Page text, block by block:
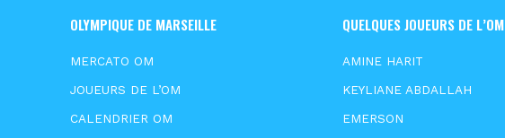
OLYMPIQUE DE MARSEILLE
MERCATO OM
JOUEURS DE L’OM
CALENDRIER OM
QUELQUES JOUEURS DE L’OM
AMINE HARIT
KEYLIANE ABDALLAH
EMERSON